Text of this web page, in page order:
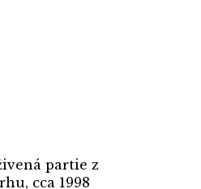
partie z
cca 1998